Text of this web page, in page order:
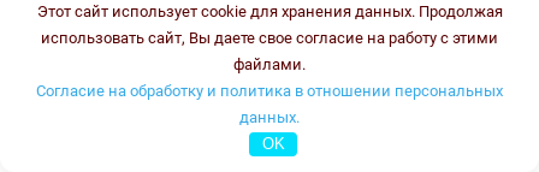
Стаж:
Этот сайт использует cookie для хранения данных. Продолжая
использовать сайт, Вы даете свое согласие на работу с этими
файлами.
Согласие на обработку и политика в отношении персональных
данных.
OK